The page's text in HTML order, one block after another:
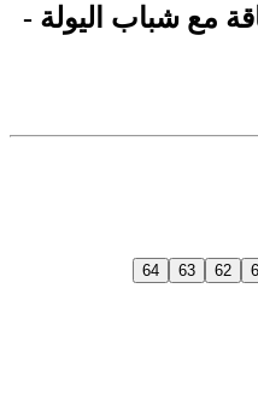
مع شباب اليولة -
62
63
64